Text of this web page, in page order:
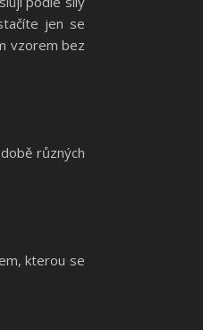
jen se
vzorem bez
různých
kterou se